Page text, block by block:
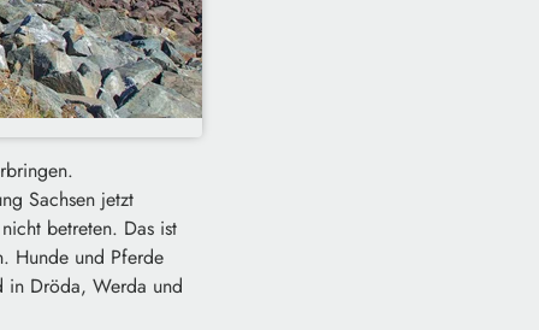
Sachsen jetzt
betreten. Das ist
Hunde und Pferde
in Dröda, Werda und